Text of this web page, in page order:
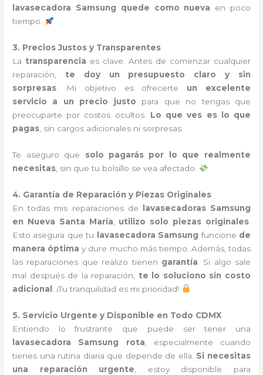
lavasecadora Samsung quede como nueva en poco
tiempo.
3. Precios Justos y Transparentes
La transparencia es clave. Antes de comenzar cualquier
reparación, te doy un presupuesto claro y sin
sorpresas . Mi objetivo es ofrecerte un excelente
servicio a un precio justo para que no tengas que
preocuparte por costos ocultos. Lo que ves es lo que
pagas , sin cargos adicionales ni sorpresas.
Te aseguro que solo pagarás por lo que realmente
necesitas , sin que tu bolsillo se vea afectado.
4. Garantía de Reparación y Piezas Originales
En todas mis reparaciones de
lavasecadoras Samsung
en Nueva Santa María
utilizo solo piezas originales.
Esto asegura que tu
lavasecadora Samsung funcione de
manera óptima y dure mucho más tiempo. Además, todas
las reparaciones que realizo tienen garantía . Si algo sale
mal después de la reparación, te lo soluciono sin costo
adicional
. ¡Tu tranquilidad es mi prioridad!
5. Servicio Urgente y Disponible en Todo CDMX
Entiendo lo frustrante que puede ser tener una
lavasecadora Samsung rota , especialmente cuando
tienes una rutina diaria que depende de ella. Si necesitas
una reparación urgente , estoy disponible para